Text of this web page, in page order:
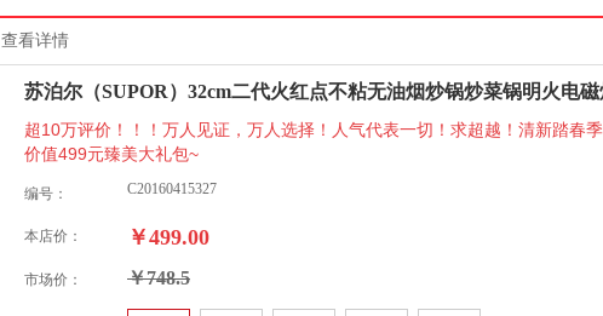
查看详情
苏泊尔（SUPOR）32cm二代火红点不粘无油烟炒锅炒菜锅明火电
超10万评价！！！万人见证，万人选择！人气代表一切！求超越！清新踏春
价值499元臻美大礼包~
编号： C20160415327
本店价： ￥499.00
市场价： ￥748.5